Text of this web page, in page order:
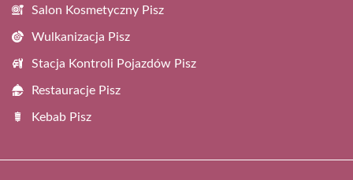
Salon Kosmetyczny Pisz
Wulkanizacja Pisz
Stacja Kontroli Pojazdów Pisz
Restauracje Pisz
Kebab Pisz